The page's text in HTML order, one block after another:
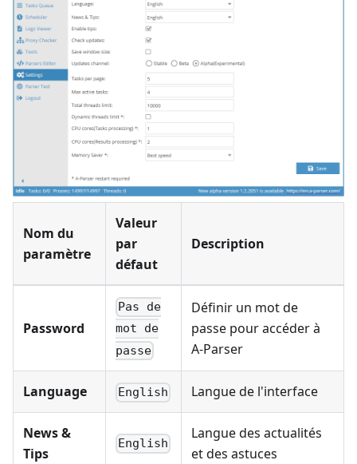
Nom du
paramètre
Valeur
par
défaut
Description
Password
Pas de
mot de
passe
Définir un mot de
passe pour accéder à
A-Parser
Language English Langue de l'interface
News &
Tips
English
Langue des actualités
et des astuces